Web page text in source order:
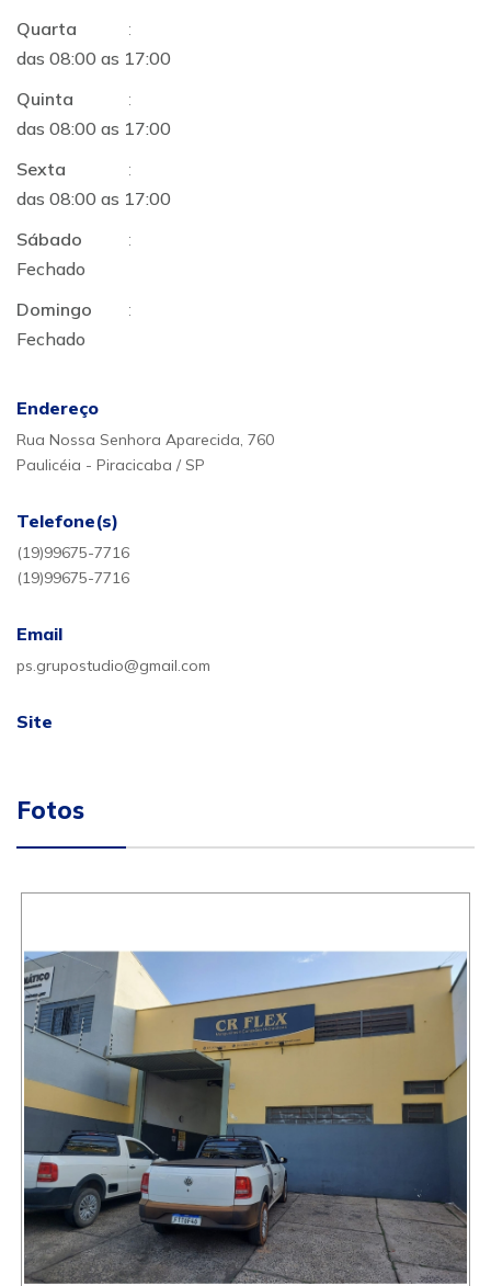
Quarta
:
das 08:00 as 17:00
Quinta
:
das 08:00 as 17:00
Sexta
:
das 08:00 as 17:00
Sábado
:
Fechado
Domingo
:
Fechado
Endereço
Rua Nossa Senhora Aparecida, 760
Paulicéia - Piracicaba / SP
Telefone(s)
(19)99675-7716
(19)99675-7716
Email
ps.grupostudio@gmail.com
Site
Fotos